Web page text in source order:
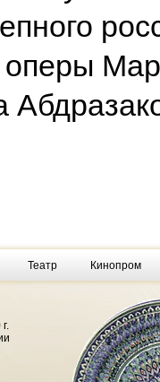
Театр Кинопром